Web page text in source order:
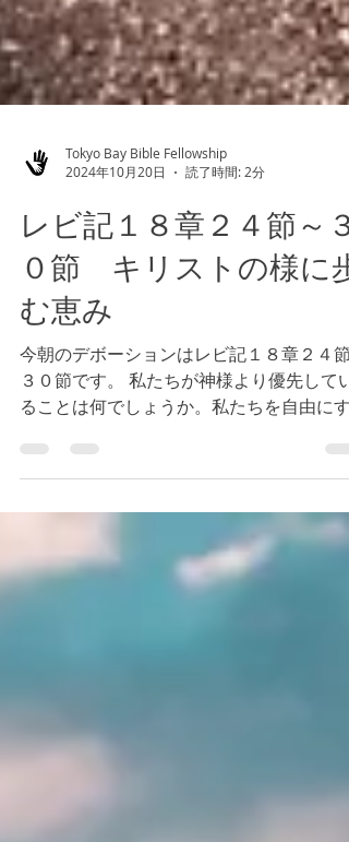
2024年10月20日
読了時間: 2分
レビ記１８章２４節～３
０節 キリストの様に歩
む恵み
今朝のデボーションはレビ記１８章２４節
３０節です。 私たちが神様より優先してい
ることは何でしょうか。私たちを自由にす
のは真実です。（参照 ヨハネ８章３２節
６節） この地上での快楽を優先しているこ
とはないでしょうか。この地上では試...